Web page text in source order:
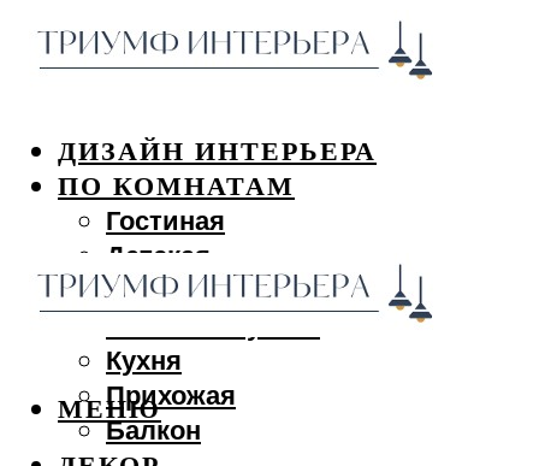
ДИЗАЙН ИНТЕРЬЕРА
ПО КОМНАТАМ
Гостиная
Детская
Спальня
Кухня
Прихожая
Балкон
МЕНЮ